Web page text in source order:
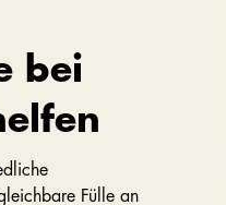
bei
Fülle an